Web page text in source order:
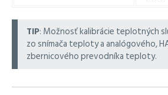
TIP: Možnosť kalibrácie teplotných
zo snímača teploty a analógového,
zbernicového prevodníka teploty.